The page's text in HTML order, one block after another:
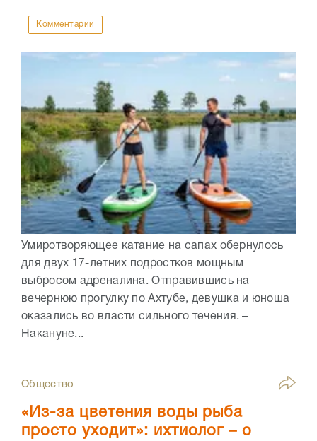
Комментарии
Умиротворяющее катание на сапах обернулось
для двух 17-летних подростков мощным
выбросом адреналина. Отправившись на
вечернюю прогулку по Ахтубе, девушка и юноша
оказались во власти сильного течения. –
Накануне...
Общество
«Из-за цветения воды рыба
просто уходит»: ихтиолог – о